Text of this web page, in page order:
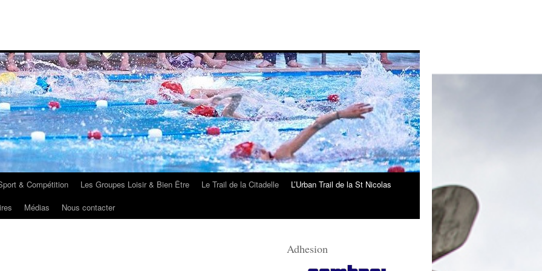
& Compétition Les Groupes Loisir & Bien Être Le Trail de la Citadelle
L’Urban Trail de la St Nicolas
Médias Nous contacter
Adhesion